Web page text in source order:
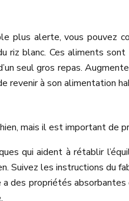
plus alerte, vous pouvez
riz blanc. Ces aliments
seul gros repas.
revenir à son alimentation
mais il est important de
qui aident à rétablir
Suivez les instructions du
a des propriétés